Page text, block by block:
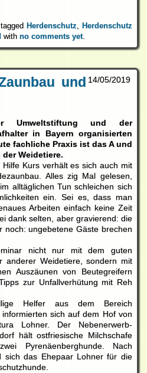
Herdenschutz, Herdenschutz
with no comments yet.
14/05/2019
und
Umweltstiftung und der
in Bayern organisierten
fachliche Praxis ist das A und
Weidetiere.
Kurs verhält es sich auch mit
Alles zig Mal gelesen,
alltäglichen Tun schleichen sich
ein. Sei es, dass man
Arbeiten einfach keine Zeit
dank selten, aber gravierend: die
noch: ungebetene Gäste brechen
nicht nur mit dem guten
anderer Weidetiere, sondern mit
Auszäunen von Beutegreifern
zur Unfallverhütung mit Reh
Helfer aus dem Bereich
sich auf dem Hof von
Lohner. Der Nebenerwerb-
hält ostfriesische Milchschafe
Pyrenäenberghunde. Nach
sich das Ehepaar Lohner für die